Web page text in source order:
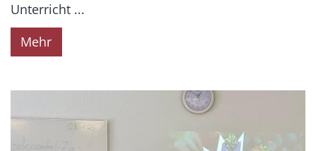
Unterricht ...
Mehr